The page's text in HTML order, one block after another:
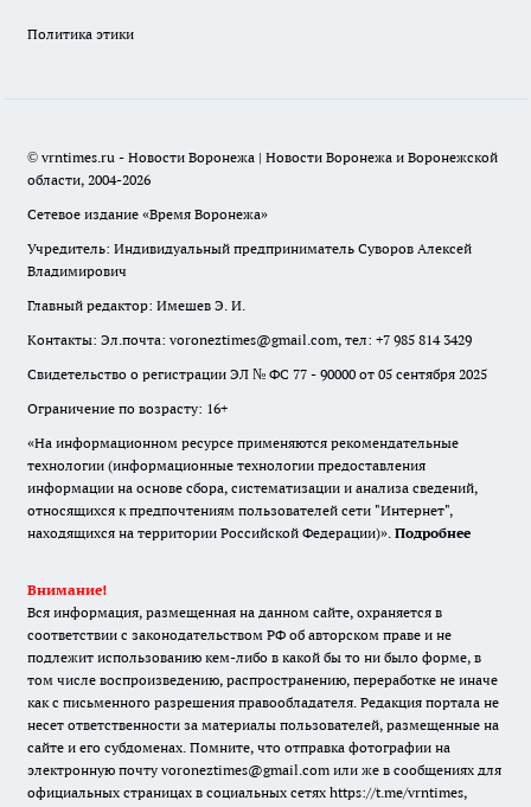
Политика этики
© vrntimes.ru - Новости Воронежа | Новости Воронежа и Воронежской
области, 2004-2026
Сетевое издание «Время Воронежа»
Учредитель: Индивидуальный предприниматель Суворов Алексей
Владимирович
Главный редактор: Имешев Э. И.
Контакты: Эл.почта: voroneztimes@gmail.com, тел: +7 985 814 3429
Свидетельство о регистрации ЭЛ № ФС 77 - 90000 от 05 сентября 2025
Ограничение по возрасту: 16+
«На информационном ресурсе применяются рекомендательные
технологии (информационные технологии предоставления
информации на основе сбора, систематизации и анализа сведений,
относящихся к предпочтениям пользователей сети "Интернет",
находящихся на территории Российской Федерации)». Подробнее
Внимание!
Вся информация, размещенная на данном сайте, охраняется в
соответствии с законодательством РФ об авторском праве и не
подлежит использованию кем-либо в какой бы то ни было форме, в
том числе воспроизведению, распространению, переработке не иначе
как с письменного разрешения правообладателя. Редакция портала не
несет ответственности за материалы пользователей, размещенные на
сайте и его субдоменах. Помните, что отправка фотографии на
электронную почту voroneztimes@gmail.com или же в сообщениях для
официальных страницах в социальных сетях https://t.me/vrntimes,